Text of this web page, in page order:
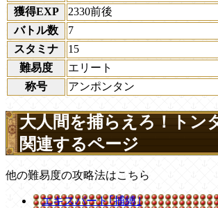
獲得EXP
2330前後
バトル数
7
スタミナ
15
難易度
エリート
称号
アンポンタン
大人間を捕らえろ！トン
関連するページ
他の難易度の攻略法はこちら
エキスパート｢捕縛｣